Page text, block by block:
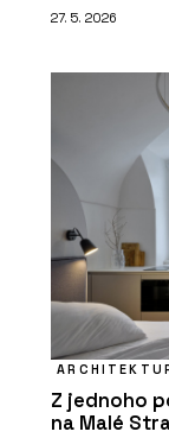
27. 5. 2026
Z jednoho
na Malé